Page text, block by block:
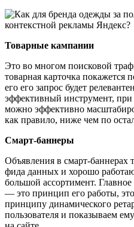
Товарные кампании
Это во многом поисковой
товарная карточка покажется
его его запрос будет
эффективный инструмент,
можно эффективно
как правило, ниже чем по
Смарт-баннеры
Объявления в смарт-баннерах
фида данных и хорошо
большой ассортимент.
— это принцип его работы,
принципу динамического
пользователя и показываем